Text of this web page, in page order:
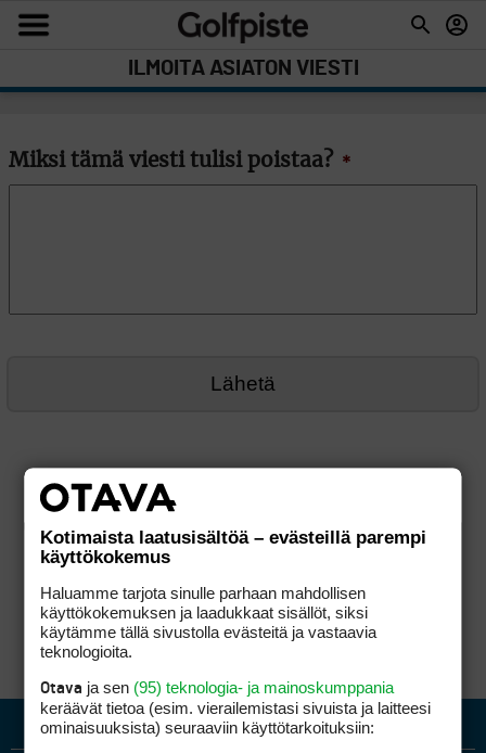
ILMOITA ASIATON VIESTI
Miksi tämä viesti tulisi poistaa? *
Kotimaista laatusisältöä – evästeillä parempi
käyttökokemus
Haluamme tarjota sinulle parhaan mahdollisen
käyttökokemuksen ja laadukkaat sisällöt, siksi
käytämme tällä sivustolla evästeitä ja vastaavia
teknologioita.
Otava ja sen (95) teknologia- ja mainoskumppania
keräävät tietoa (esim. vierailemis­tasi sivuista ja laitteesi
ominaisuuk­sista) seuraaviin käyttötarkoituksiin: